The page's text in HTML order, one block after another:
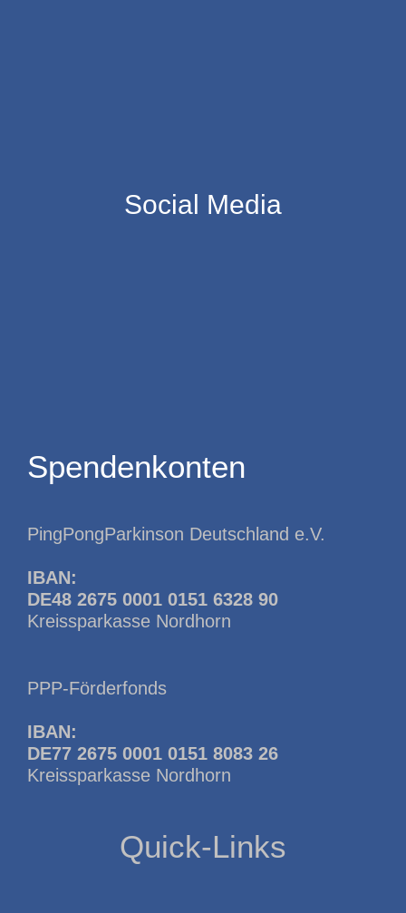
Social Media
Spendenkonten
PingPongParkinson Deutschland e.V.
IBAN:
DE48 2675 0001 0151 6328 90
Kreissparkasse Nordhorn
PPP-Förderfonds
IBAN:
DE77 2675 0001 0151 8083 26
Kreissparkasse Nordhorn
Quick-Links